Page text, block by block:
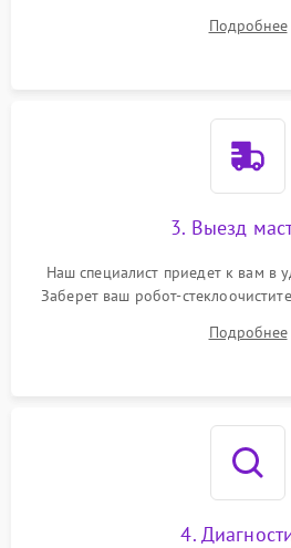
Подробнее
3. Выезд
Наш специалист приедет к вам в
Заберет ваш робот-
Подробнее
4.